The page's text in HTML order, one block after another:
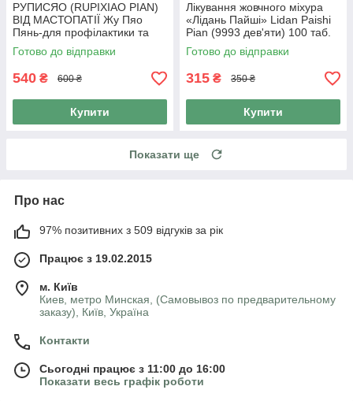
РУПИСЯО (RUPIXIAO PIAN)
ВІД МАСТОПАТІЇ Жу Пяо
Пянь-для профілактики та
лікування молочної залози
100 таб., 999
Готово до відправки
540 ₴ 600 ₴
Купити
Лікування жовчного міхура
«Лідань Пайші» Lidan Paishi
Pian (9993 дев'яти) 100 таб.
Готово до відправки
315 ₴ 350 ₴
Купити
Показати ще
Про нас
97% позитивних з 509 відгуків за рік
Працює з 19.02.2015
м. Київ
Киев, метро Минская, (Самовывоз по предварительному
заказу), Київ, Україна
Контакти
Сьогодні працює з 11:00 до 16:00
Показати весь графік роботи